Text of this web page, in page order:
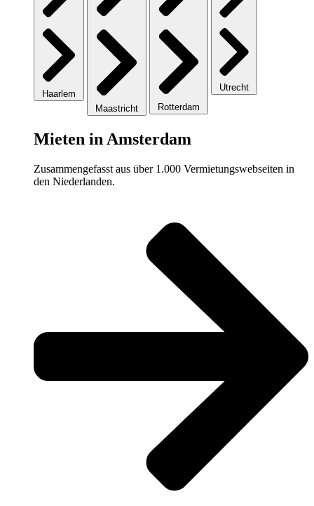
Haarlem
Maastricht
Rotterdam
Utrecht
Mieten in Amsterdam
Zusammengefasst aus über 1.000 Vermietungswebseiten in
den Niederlanden.